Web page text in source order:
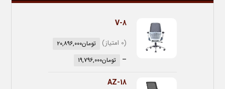
V-8
(0 امتیاز) تومان۲۰,۸۹۶,۰۰۰
– تومان۱۹,۷۹۶,۰۰۰
AZ-18